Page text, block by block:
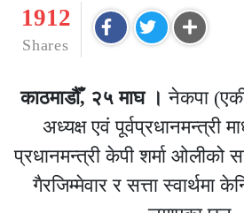
1912
Shares
काठमाडौँ, २५ माघ । नेकपा
अध्यक्ष एवं पूर्वप्रधानमन्त्री
प्रधानमन्त्री केपी शर्मा ओलीको
गैरजिम्मेवार र सत्ता स्वार्थमा